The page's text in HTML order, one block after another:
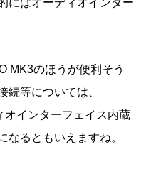
にはオーディオインター
MK3のほうが便利そう
続等については、
オインターフェイス内蔵
なるともいえますね。